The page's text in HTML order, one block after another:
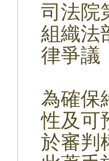
司法院
組織法
律爭議
為確保
性及可
於審判